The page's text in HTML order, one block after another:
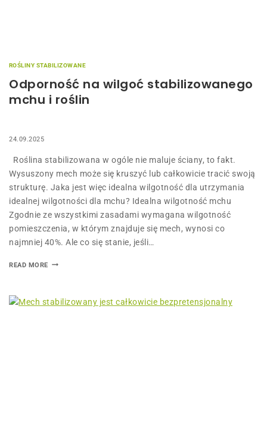
ROŚLINY STABILIZOWANE
Odporność na wilgoć stabilizowanego
mchu i roślin
24.09.2025
Roślina stabilizowana w ogóle nie maluje ściany, to fakt.
Wysuszony mech może się kruszyć lub całkowicie tracić swoją
strukturę. Jaka jest więc idealna wilgotność dla utrzymania
idealnej wilgotności dla mchu? Idealna wilgotność mchu
Zgodnie ze wszystkimi zasadami wymagana wilgotność
pomieszczenia, w którym znajduje się mech, wynosi co
najmniej 40%. Ale co się stanie, jeśli…
READ MORE